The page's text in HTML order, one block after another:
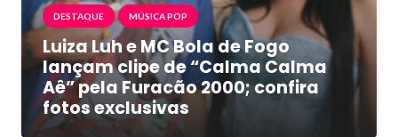
DESTAQUE MÚSICA POP
Luiza Luh e MC Bola de Fogo
lançam clipe de “Calma Calma
Aê” pela Furacão 2000; confira
fotos exclusivas